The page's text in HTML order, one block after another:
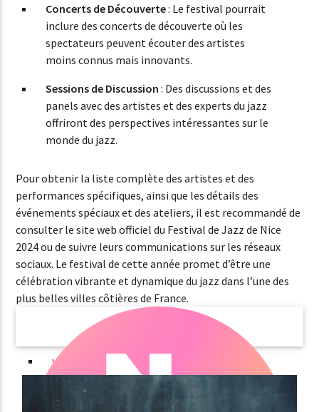
Concerts de Découverte: Le festival pourrait
inclure des concerts de découverte où les
spectateurs peuvent écouter des artistes
moins connus mais innovants.
Sessions de Discussion : Des discussions et des
panels avec des artistes et des experts du jazz
offriront des perspectives intéressantes sur le
monde du jazz.
Pour obtenir la liste complète des artistes et des
performances spécifiques, ainsi que les détails des
événements spéciaux et des ateliers, il est recommandé de
consulter le site web officiel du Festival de Jazz de Nice
2024 ou de suivre leurs communications sur les réseaux
sociaux. Le festival de cette année promet d’être une
célébration vibrante et dynamique du jazz dans l’une des
plus belles villes côtières de France.
vendredi 23 août